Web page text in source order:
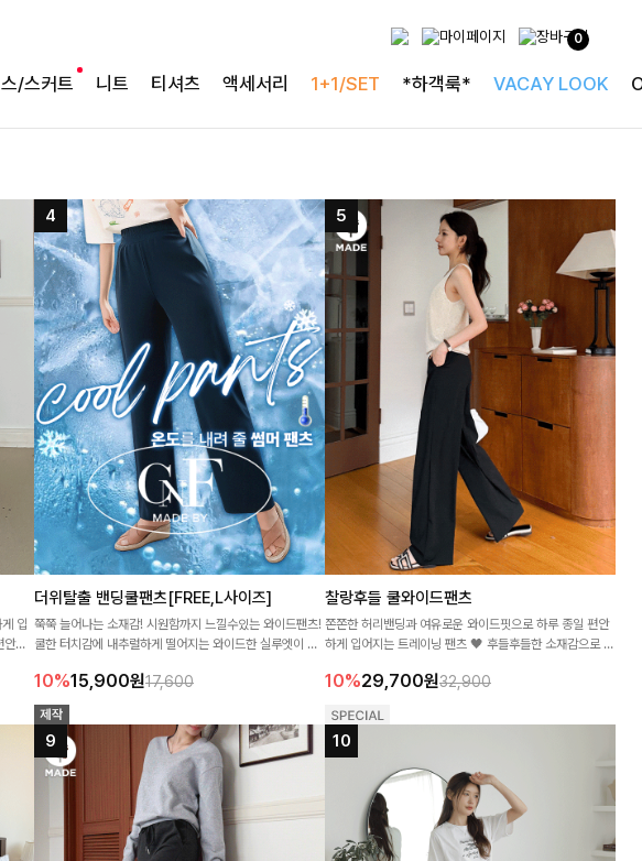
0
/스커트 니트 티셔츠 액세서리 1+1/SET *하객룩* VACAY LOOK
입
안함
더위탈출 밴딩쿨팬츠[FREE,L사이즈]
쭉쭉 늘어나는 소재감! 시원함까지 느낄수있는 와이드팬츠!
쿨한 터치감에 내추럴하게 떨어지는 와이드한 실루엣이 멋
10%15,900원17,600
찰랑후들 쿨와이드팬츠
쫀쫀한 허리밴딩과 여유로운 와이드핏으로 하루 종일 편안
하게 입어지는 트레이닝 팬츠 🖤 후들후들한 소재감으로 데
10%29,700원32,900